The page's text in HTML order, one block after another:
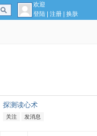
欢迎
登陆
注册 换肤
探测读心术
关注 发消息